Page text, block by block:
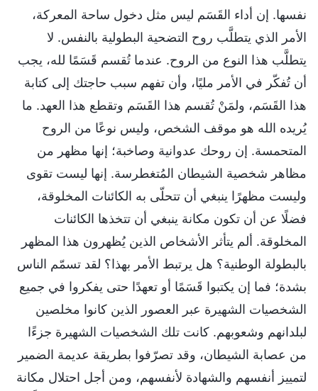
نفسها. إن أداء القَسَم ليس مثل دخول ساحة المعركة،
الأمر الذي يتطلَّب روح التضحية البطولية بالنفس. لا
يتطلَّب هذا النوع من الروح. عندما تُقسم قَسَمًا لله، يجب
أن تُفكّر في الأمر مليًا، وأن تفهم سبب حاجتك إلى كتابة
هذا القَسَم، ولمَنْ تُقسم هذا القَسَم وتقطع هذا العهد. ما
يُريده الله هو موقف الشخص، وليس نوعًا من الروح
المتحمسة. إن روحك عدوانية وصاخبة؛ إنها مظهر من
مظاهر شخصية الشيطان المُتغطرسة. إنها ليست تقوى
وليست مظهرًا ينبغي أن تتحلّى به الكائنات المخلوقة،
فضلًا عن أن تكون مكانة ينبغي أن تتخذها الكائنات
المخلوقة. ألم يتأثر الأشخاص الذين يُظهرون هذا المظهر
بالبطولة الوطنية؟ هل يرتبط الأمر بهذا؟ لقد تسمّم الناس
بشدة؛ فما إن يكتبوا قَسَمًا أو تعهدًا حتى يفكروا في جميع
الشخصيات الشهيرة عبر العصور الذين كانوا مخلصين
لبلدانهم وشعوبهم. كانت تلك الشخصيات الشهيرة جزءًا
من عصابة الشيطان، وقد تصرّفوا بطريقة عديمة الضمير
لتمييز أنفسهم والشهادة لأنفسهم، ومن أجل احتلال مكانة